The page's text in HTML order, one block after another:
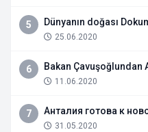
5 Dünyanın doğası
25.06.2020
6 Bakan Çavuşoğlundan
11.06.2020
7 Анталия готова к
31.05.2020